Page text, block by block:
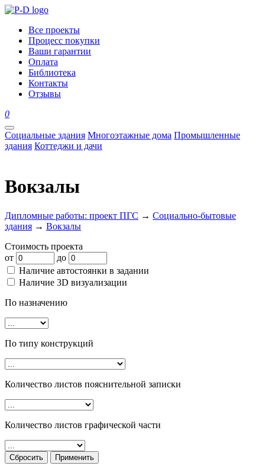
Все проекты
Процесс покупки
Ваши гарантии
Оплата
Библиотека
Контакты
Отзывы
0
Социальные здания Многоэтажные дома Промышленные
здания Коттеджи и дачи
Вокзалы
Дипломные работы: проект ПГС → Социально-бытовые
здания → Вокзалы
Стоимость проекта
от
до
Наличие автостоянки в задании
Наличие 3D визуализации
По назначению
По типу конструкций
Количество листов пояснительной записки
Количество листов графической части